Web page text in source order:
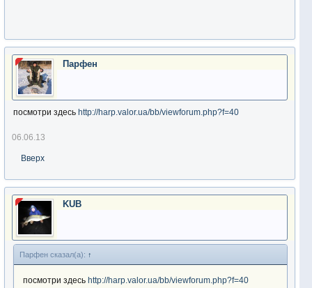
Парфен
посмотри здесь http://harp.valor.ua/bb/viewforum.php?f=40
06.06.13
Вверх
KUB
Парфен сказал(а): ↑
посмотри здесь http://harp.valor.ua/bb/viewforum.php?f=40